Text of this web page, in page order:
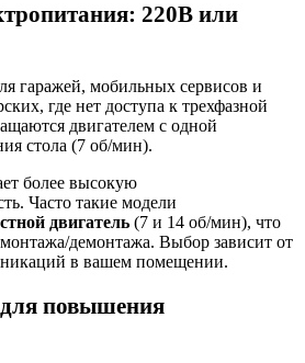
220В или
гаражей, мобильных сервисов и
где нет доступа к трехфазной
двигателем с одной
стола (7 об/мин).
более высокую
Часто такие модели
двигатель (7 и 14 об/мин), что
демонтажа. Выбор зависит от
в вашем помещении.
повышения